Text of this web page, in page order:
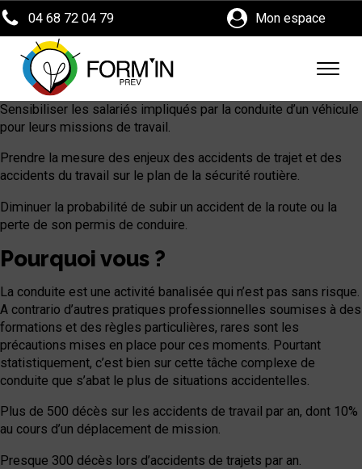
Sensibiliser les salariés impliqués par la conduite d’un véhicule
pour leurs missions de travail.
Prendre la mesure des enjeux des accidents de trajet et des
accidents du travail sur le plan de la sécurité routière.
Diminuer la probabilité de subir un accident de la route ou la
perte de son permis de conduire.
Pourquoi vous ?
La conduite est une activité banalisée qui n’est pas sans risque.
A contrario d’autres pratiques professionnelles soumises à des
formations et des règles particulières, rares sont les
précautions mises en place pour ces moments. Pourtant
statistiquement, c’est bien sur cette tâche complexe de
conduite que s’abat le plus de situations accidentelles.
Plus de 500 décès sur les accidents de travail par an, dont 10%
au cours d’un déplacement de mission.
Presque 300 décès lors d’accidents de trajets par an.
04 68 72 04 79 Mon espace